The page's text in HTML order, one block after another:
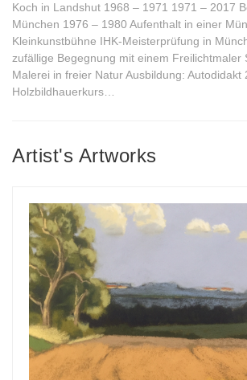
Koch in Landshut 1968 – 1971 1971 – 2017
München 1976 – 1980 Aufenthalt in einer
Kleinkunstbühne IHK-Meisterprüfung in
zufällige Begegnung mit einem Freilichtmaler
Malerei in freier Natur Ausbildung: Autodidakt
Holzbildhauerkurs…
Artist's Artworks